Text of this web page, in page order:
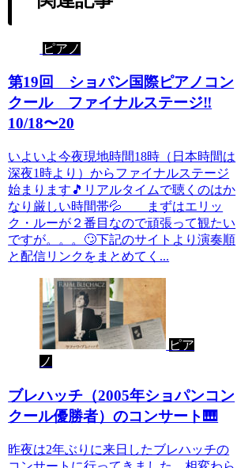
ピアノ
第19回 ショパン国際ピアノコン
クール ファイナルステージ‼️
10/18〜20
いよいよ今夜現地時間18時（日本時間は
深夜1時より）からファイナルステージ
始まります🎵リアルタイムで聴くのはか
なり厳しい時間帯💦 まずはエリッ
ク・ルーが２番目なので頑張って観たい
ですが。。。🙄下記のサイトより演奏順
と配信リンクをまとめてく...
ピア
ノ
ブレハッチ（2005年ショパンコン
クール優勝者）のコンサート🎹
昨夜は2年ぶりに来日したブレハッチの